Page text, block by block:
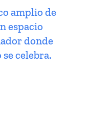
amplio de
espacio
donde
celebra.